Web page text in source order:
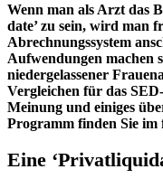
Wenn man als Arzt das
date’ zu sein, wird man
Abrechnungssystem
Aufwendungen machen
niedergelassener
Vergleichen für das
Meinung und einiges
Programm finden Sie
Eine